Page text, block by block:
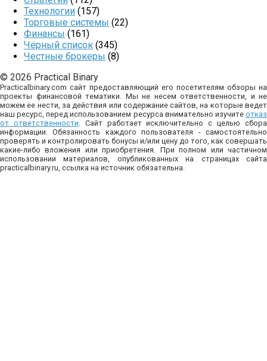
Технологии (157)
Торговые системы (22)
Финансы (161)
Чёрный список (345)
Честные брокеры (8)
© 2026 Practical Binary
Practicalbinary.com сайт предоставляющий его посетителям обзоры на
проекты финансовой тематики. Мы не несем ответственности, и не
можем ее нести, за действия или содержание сайтов, на которые ведет
наш ресурс, перед использованием ресурса внимательно изучите отказ
от ответственности . Сайт работает исключительно с целью сбора
информации. Обязанность каждого пользователя - самостоятельно
проверять и контролировать бонусы и/или цену до того, как совершать
какие-либо вложения или приобретения. При полном или частичном
использовании материалов, опубликованных на страницах сайта
practicalbinary.ru, ссылка на источник обязательна.